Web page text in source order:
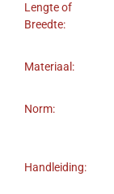
Lengte of
Breedte:
Materiaal:
Norm:
Handleiding: